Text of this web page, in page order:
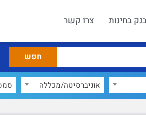
בחינות צרו קשר
אוניברסיטה/מכללה